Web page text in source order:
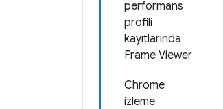
performans
profili
kayıtlarında
Frame Viewer
Chrome
izleme